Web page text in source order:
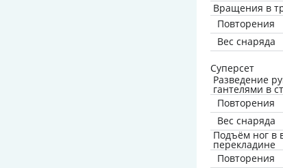
Вращения в
Повторения
Вес снаряда
Суперсет
Разведение
гантелями в
Повторения
Вес снаряда
Подъём ног в
перекладине
Повторения